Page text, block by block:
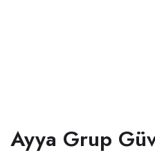
Ayya Grup